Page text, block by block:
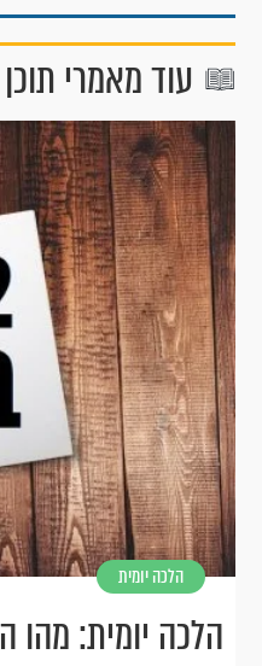
עוד מאמרי
הלכה יומית
הלכה יומית: מהו